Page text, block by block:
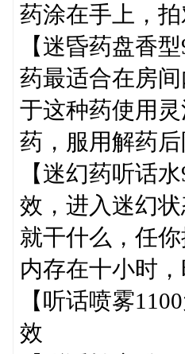
药涂在手上，
【迷昏药盘香
药最适合在房
于这种药使用
药，服用解药
【迷幻药听话
效，进入迷幻
就干什么，任
内存在十小时
【听话喷雾
效